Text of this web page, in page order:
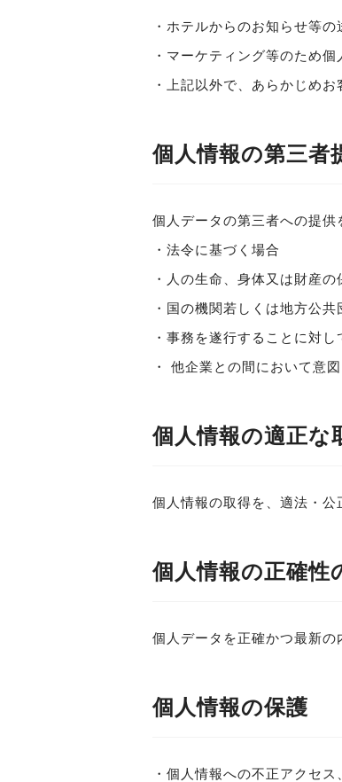
・ホテルからのお知らせ等
・マーケティング等のため
・上記以外で、あらかじめ
個人情報の第三者
個人データの第三者への提供
・法令に基づく場合
・人の生命、身体又は財産
・国の機関若しくは地方公
・事務を遂行することに対し
・ 他企業との間において意
個人情報の適正な
個人情報の取得を、適法・公
個人情報の正確性
個人データを正確かつ最新の
個人情報の保護
・個人情報への不正アクセ